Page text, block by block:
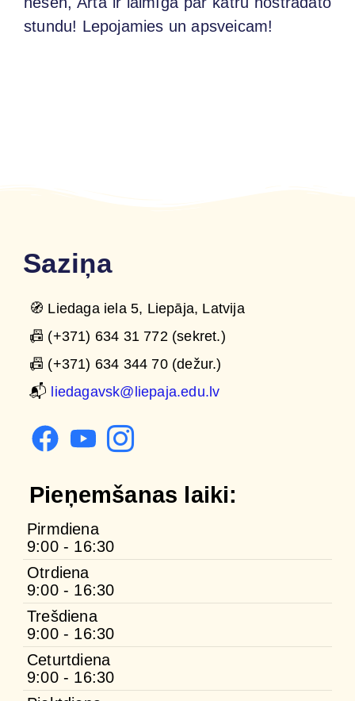
stundu! Lepojamies un apsveicam!
Saziņa
🧭 Liedaga iela 5, Liepāja, Latvija
📠 (+371) 634 31 772 (sekret.)
📠 (+371) 634 344 70 (dežur.)
📬 liedagavsk@liepaja.edu.lv
Pieņemšanas laiki:
Pirmdiena
9:00 - 16:30
Otrdiena
9:00 - 16:30
Trešdiena
9:00 - 16:30
Ceturtdiena
9:00 - 16:30